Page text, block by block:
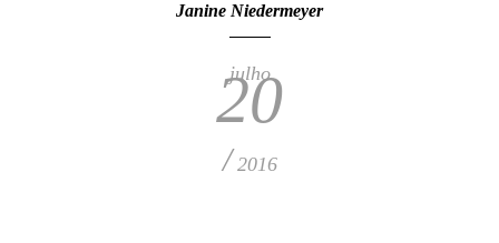
Janine Niedermeyer
julho
20
/ 2016